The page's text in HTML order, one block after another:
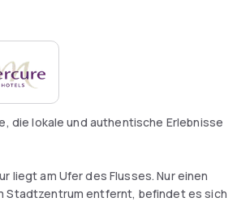
die lokale und authentische Erlebnisse
liegt am Ufer des Flusses. Nur einen
Stadtzentrum entfernt, befindet es sich